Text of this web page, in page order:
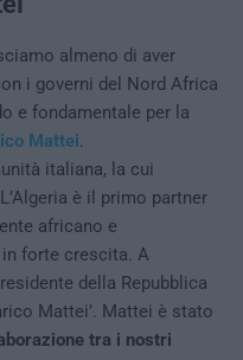
almeno di aver
i governi del Nord Africa
e fondamentale per la
Mattei.
italiana, la cui
è il primo partner
africano e
in forte crescita. A
della Repubblica
Mattei’. Mattei è stato
tra i nostri